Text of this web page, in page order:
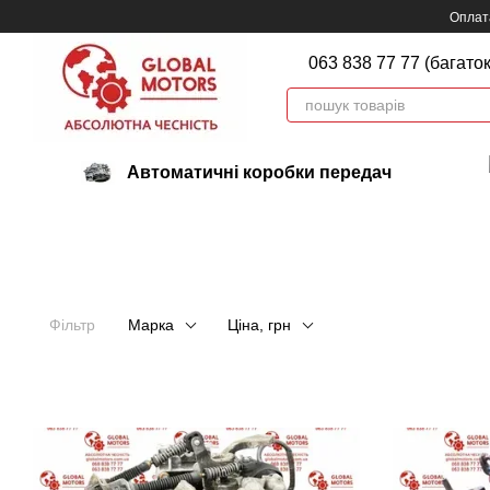
063 838 77 77
Автоматичні коробки передач
Фільтр Марка Ціна, грн